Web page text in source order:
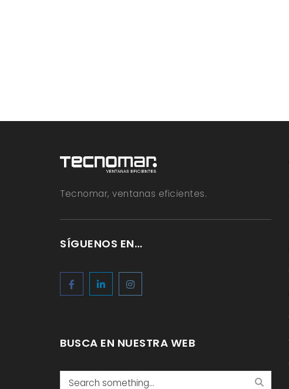
Tecnomar, ventanas eficientes.
SÍGUENOS EN…
BUSCA EN NUESTRA WEB
Search